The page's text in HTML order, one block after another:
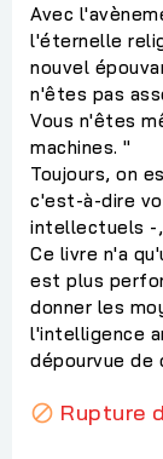
Avec
l'éternelle
nouvel
n'êtes pas
Vous n'êtes
machines. "
Toujours, on
c'est-à-dire
intellectuels -
Ce livre n'a
est plus
donner les
l'intelligence
dépourvue de
 Rupture